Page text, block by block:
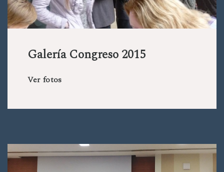
Galería Congreso 2015
Ver fotos